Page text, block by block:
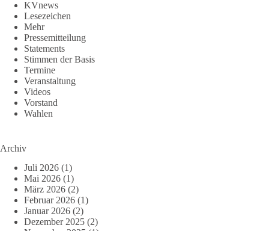
KVnews
Lesezeichen
Mehr
Pressemitteilung
Statements
Stimmen der Basis
Termine
Veranstaltung
Videos
Vorstand
Wahlen
Archiv
Juli 2026 (1)
Mai 2026 (1)
März 2026 (2)
Februar 2026 (1)
Januar 2026 (2)
Dezember 2025 (2)